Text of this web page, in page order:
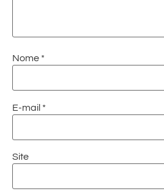
Nome *
E-mail *
Site